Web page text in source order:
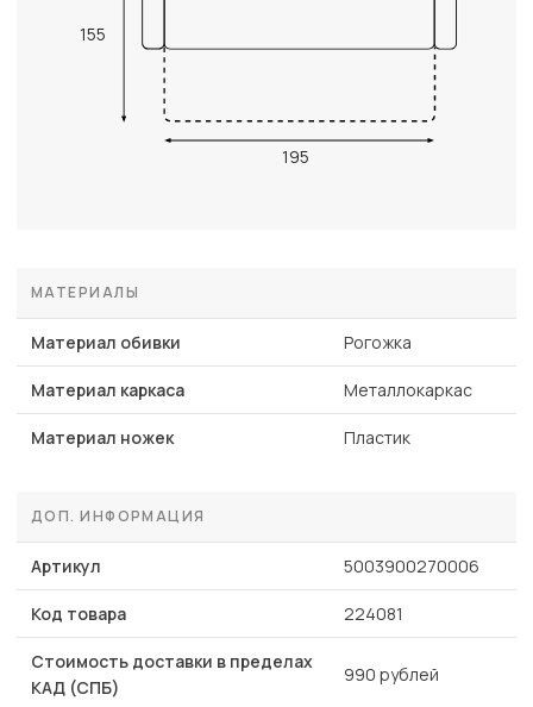
155
195
МАТЕРИАЛЫ
Материал обивки Рогожка
Материал каркаса Металлокаркас
Материал ножек Пластик
ДОП. ИНФОРМАЦИЯ
Артикул 5003900270006
Код товара 224081
Стоимость доставки в пределах
КАД (СПБ)
990 рублей